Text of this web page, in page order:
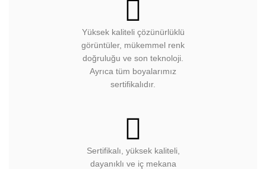
Yüksek kaliteli çözünürlüklü
görüntüler, mükemmel renk
doğruluğu ve son teknoloji.
Ayrıca tüm boyalarımız
sertifikalıdır.
Sertifikalı, yüksek kaliteli,
dayanıklı ve iç mekana